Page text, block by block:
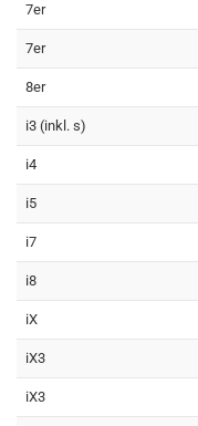
7er
7er
8er
i3 (inkl. s)
i4
i5
i7
i8
iX
iX3
iX3